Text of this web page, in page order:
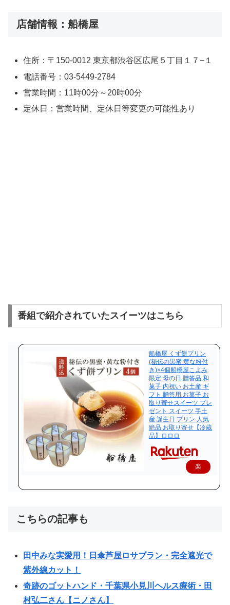
店舗情報：船橋屋
住所：〒150-0012 東京都渋谷区広尾５丁目１７−１
電話番号：03-5449-2784
営業時間：11時00分～20時00分
定休日：営業時間、定休日等変更の可能性あり
番組で紹介されていたスイーツはこちら
船橋屋 くず餅プリン
(秘伝の黒蜜 黄な粉付
き)×4個船橋屋こよみ
限定 母の日 贈答品 和
菓子 内祝い お土産 ギ
フト 贈答用 お菓子 お
取り寄せスイーツ プレ
ゼント スイーツ 手土
産 誕生日 プリン 人気
絶品 お取り寄せ【冷蔵
品】ロロロ
楽
こちらの記事も
田中みな実愛用！日傘芦屋ロサブラン・完全遮光で
紫外線カット！
奇跡のゴットハンド・千葉県小見川ヘルス療術・田
村弘二さん【ニノさん】